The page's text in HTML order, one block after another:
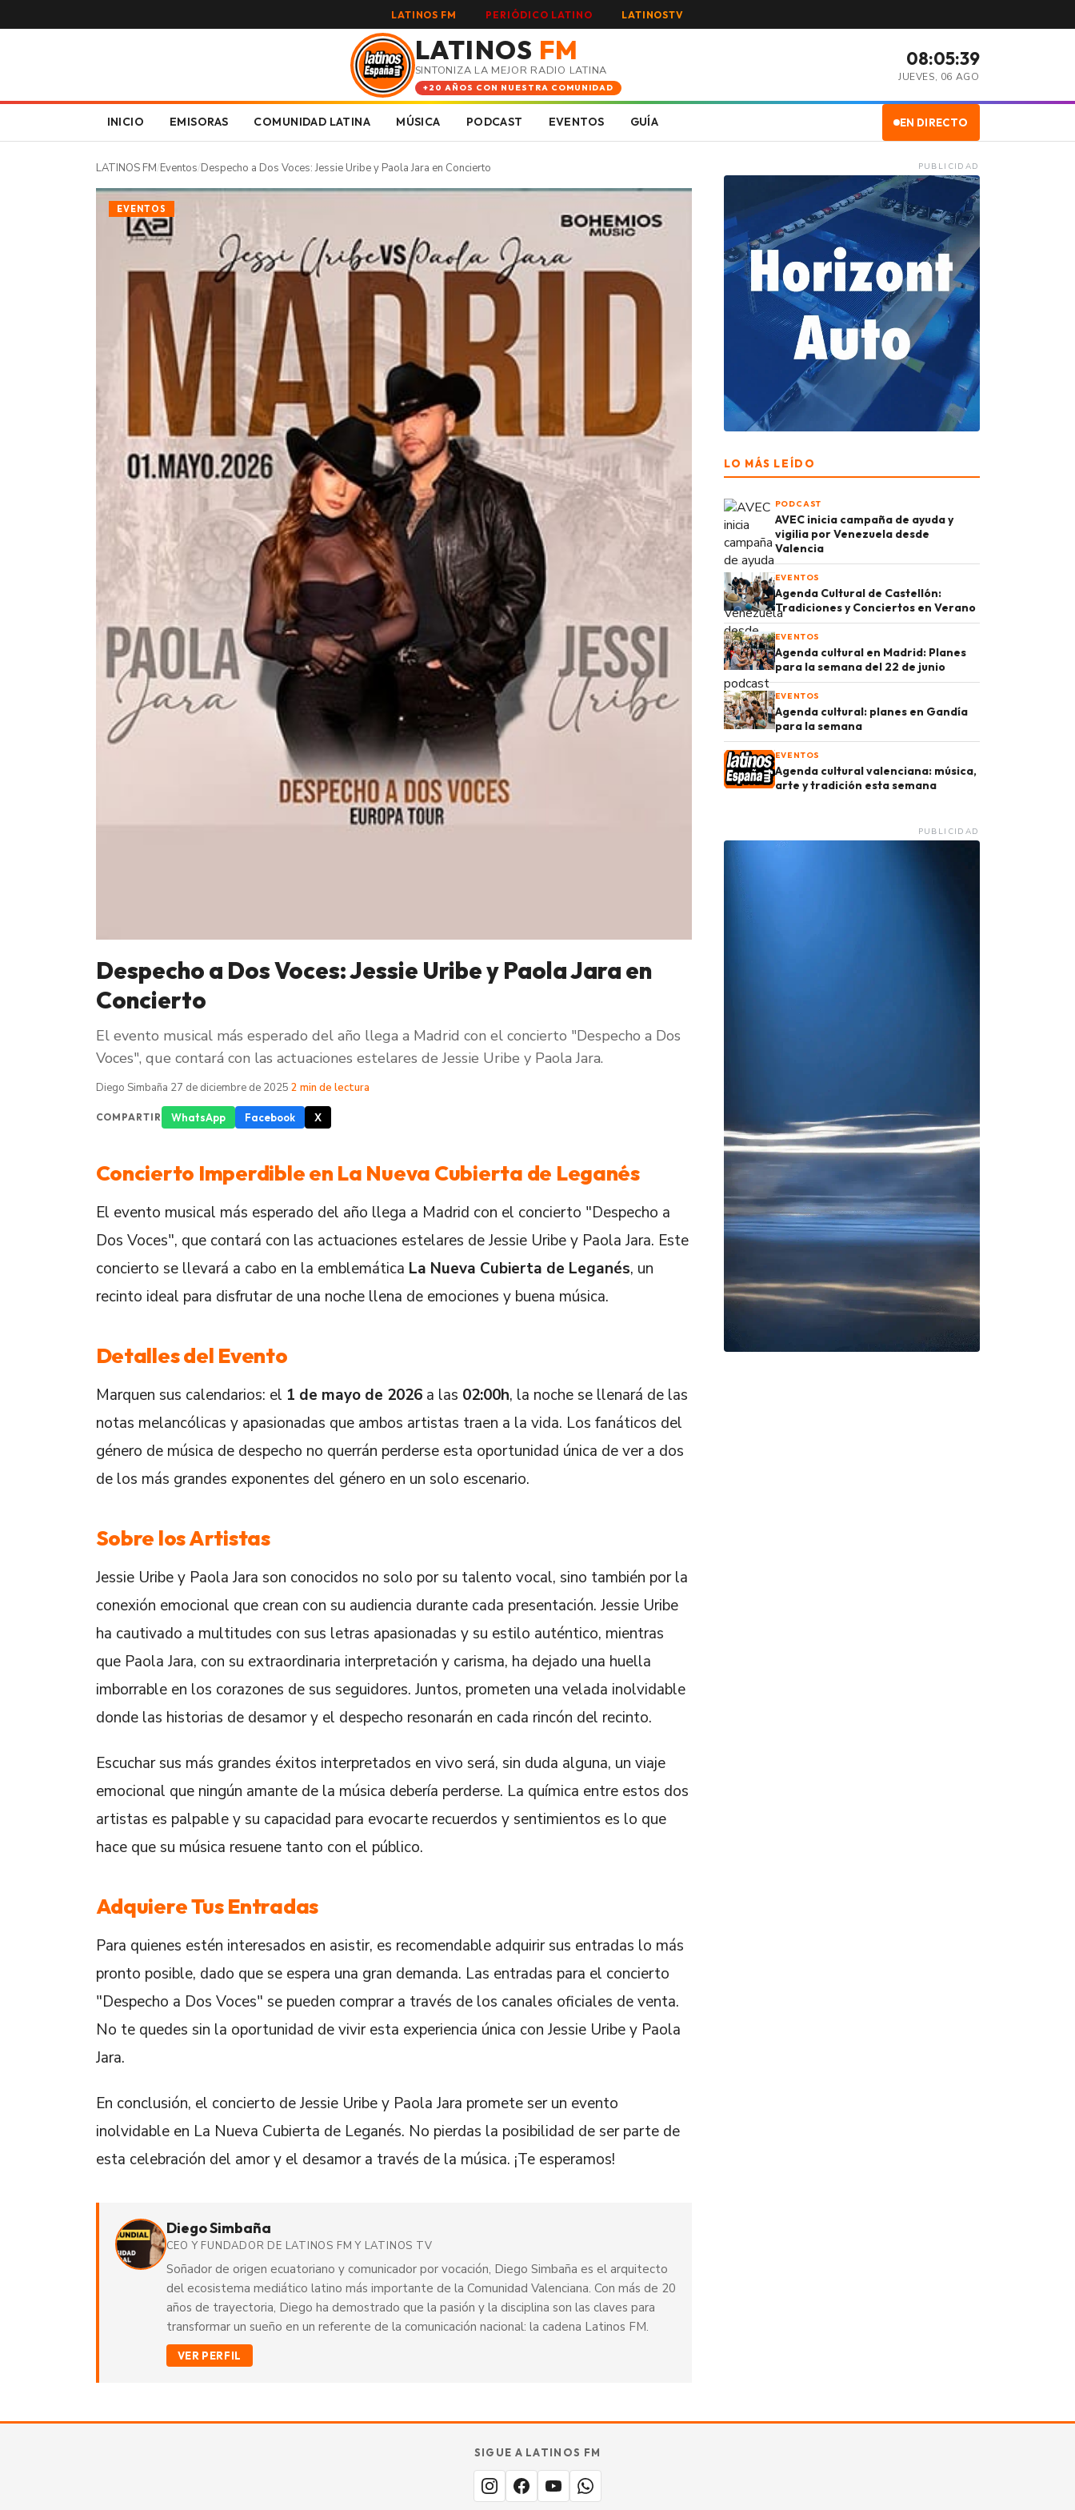
LATINOS FM PERIÓDICO LATINO LATINOSTV
LATINOS FM
SINTONIZA LA MEJOR RADIO LATINA
+20 AÑOS CON NUESTRA COMUNIDAD
08:05:40
JUEVES, 06 AGO
INICIO EMISORAS COMUNIDAD LATINA MÚSICA PODCAST EVENTOS GUÍA EN DIRECTO
LATINOS FM/Eventos/Despecho a Dos Voces: Jessie Uribe y Paola Jara en Concierto
EVENTOS
Despecho a Dos Voces: Jessie Uribe y Paola Jara en
Concierto
El evento musical más esperado del año llega a Madrid con el concierto "Despecho a Dos
Voces", que contará con las actuaciones estelares de Jessie Uribe y Paola Jara.
Diego Simbaña·27 de diciembre de 2025·2 min de lectura
COMPARTIR WhatsApp Facebook X
Concierto Imperdible en La Nueva Cubierta de Leganés
El evento musical más esperado del año llega a Madrid con el concierto "Despecho a
Dos Voces", que contará con las actuaciones estelares de Jessie Uribe y Paola Jara. Este
concierto se llevará a cabo en la emblemática La Nueva Cubierta de Leganés, un
recinto ideal para disfrutar de una noche llena de emociones y buena música.
Detalles del Evento
Marquen sus calendarios: el 1 de mayo de 2026a las 02:00h, la noche se llenará de las
notas melancólicas y apasionadas que ambos artistas traen a la vida. Los fanáticos del
género de música de despecho no querrán perderse esta oportunidad única de ver a dos
de los más grandes exponentes del género en un solo escenario.
Sobre los Artistas
Jessie Uribe y Paola Jara son conocidos no solo por su talento vocal, sino también por la
conexión emocional que crean con su audiencia durante cada presentación. Jessie Uribe
ha cautivado a multitudes con sus letras apasionadas y su estilo auténtico, mientras
que Paola Jara, con su extraordinaria interpretación y carisma, ha dejado una huella
imborrable en los corazones de sus seguidores. Juntos, prometen una velada inolvidable
donde las historias de desamor y el despecho resonarán en cada rincón del recinto.
Escuchar sus más grandes éxitos interpretados en vivo será, sin duda alguna, un viaje
emocional que ningún amante de la música debería perderse. La química entre estos dos
artistas es palpable y su capacidad para evocarte recuerdos y sentimientos es lo que
hace que su música resuene tanto con el público.
Adquiere Tus Entradas
Para quienes estén interesados en asistir, es recomendable adquirir sus entradas lo más
pronto posible, dado que se espera una gran demanda. Las entradas para el concierto
"Despecho a Dos Voces" se pueden comprar a través de los canales oficiales de venta.
No te quedes sin la oportunidad de vivir esta experiencia única con Jessie Uribe y Paola
Jara.
En conclusión, el concierto de Jessie Uribe y Paola Jara promete ser un evento
inolvidable en La Nueva Cubierta de Leganés. No pierdas la posibilidad de ser parte de
esta celebración del amor y el desamor a través de la música. ¡Te esperamos!
Diego Simbaña
CEO Y FUNDADOR DE LATINOS FM Y LATINOS TV
Soñador de origen ecuatoriano y comunicador por vocación, Diego Simbaña es el arquitecto
del ecosistema mediático latino más importante de la Comunidad Valenciana. Con más de 20
años de trayectoria, Diego ha demostrado que la pasión y la disciplina son las claves para
transformar un sueño en un referente de la comunicación nacional: la cadena Latinos FM.
VER PERFIL
PUBLICIDAD
LO MÁS LEÍDO
PODCAST
AVEC inicia campaña de ayuda y
vigilia por Venezuela desde
Valencia
EVENTOS
Agenda Cultural de Castellón:
Tradiciones y Conciertos en Verano
EVENTOS
Agenda cultural en Madrid: Planes
para la semana del 22 de junio
EVENTOS
Agenda cultural: planes en Gandía
para la semana
EVENTOS
Agenda cultural valenciana: música,
arte y tradición esta semana
PUBLICIDAD
SIGUE A LATINOS FM